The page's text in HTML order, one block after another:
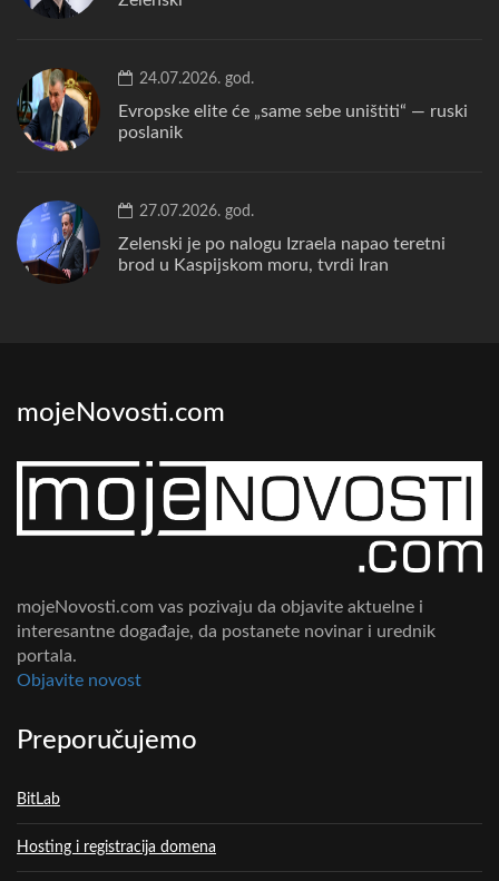
24.07.2026. god.
Evropske elite će „same sebe uništiti“ — ruski
poslanik
27.07.2026. god.
Zelenski je po nalogu Izraela napao teretni
brod u Kaspijskom moru, tvrdi Iran
mojeNovosti.com
mojeNovosti.com vas pozivaju da objavite aktuelne i
interesantne događaje, da postanete novinar i urednik
portala.
Objavite novost
Preporučujemo
BitLab
Hosting i registracija domena